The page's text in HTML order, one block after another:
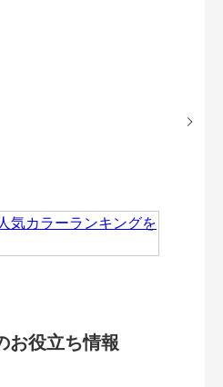
お役立ち情報